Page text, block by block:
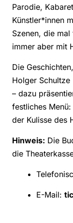
Parodie,
Künstler*innen
Szenen, die
immer aber mit
Die
Holger Schultze
– dazu
festliches
der Kulisse des
Hinweis: Die
die
E-Mail: